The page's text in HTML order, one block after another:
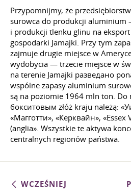
Przypomnijmy, że
surowca do produkcji
i produkcji tlenku glinu na
gospodarki Jamajki. Przy tym
zajmuje drugie miejsce w
wydobycia — trzecie miejsce w
na terenie Jamajki разведано
wspólne zapasy aluminium
są na poziomie 1964 mln ton. Do
бокситовым złóż kraju należą:
«Магготти», «Керквайн», «Essex
(anglia». Wszystkie te aktywa
centralnych regionów państwa.
WCZEŚNIEJ